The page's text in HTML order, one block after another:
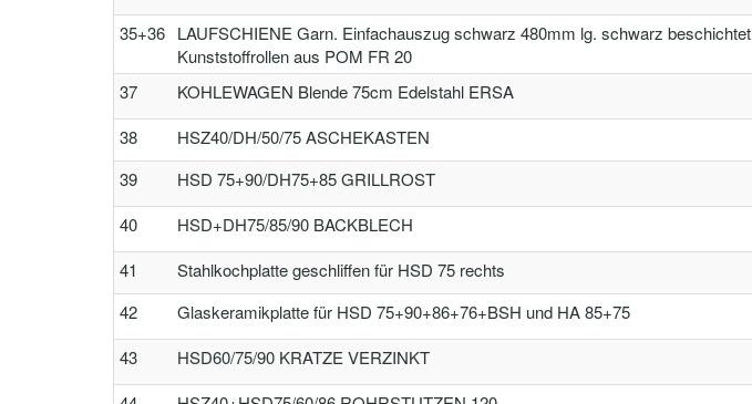
35+36 LAUFSCHIENE Garn. Einfachauszug schwarz 480mm lg. schwarz beschichtet
Kunststoffrollen aus POM FR 20
37 KOHLEWAGEN Blende 75cm Edelstahl ERSA
38 HSZ40/DH/50/75 ASCHEKASTEN
39 HSD 75+90/DH75+85 GRILLROST
40 HSD+DH75/85/90 BACKBLECH
41 Stahlkochplatte geschliffen für HSD 75 rechts
42 Glaskeramikplatte für HSD 75+90+86+76+BSH und HA 85+75
43 HSD60/75/90 KRATZE VERZINKT